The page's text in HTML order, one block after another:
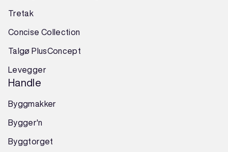
Tretak
Concise Collection
Talgø PlusConcept
Levegger
Handle
Byggmakker
Bygger'n
Byggtorget